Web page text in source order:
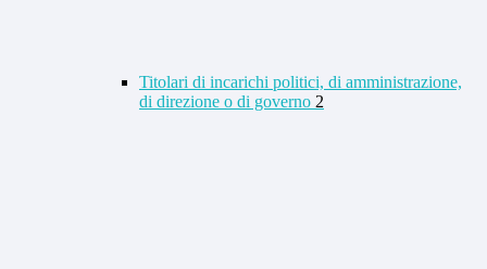
Titolari di incarichi politici, di amministrazione,
di direzione o di governo 2